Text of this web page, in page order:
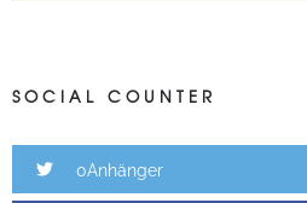
SOCIAL COUNTER
0Anhänger